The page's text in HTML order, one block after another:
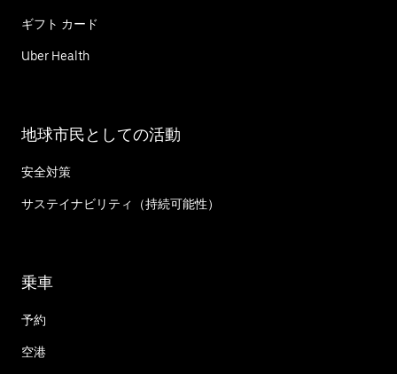
ギフト カード
Uber Health
地球市民としての活動
安全対策
サステイナビリティ（持続可能性）
乗車
予約
空港